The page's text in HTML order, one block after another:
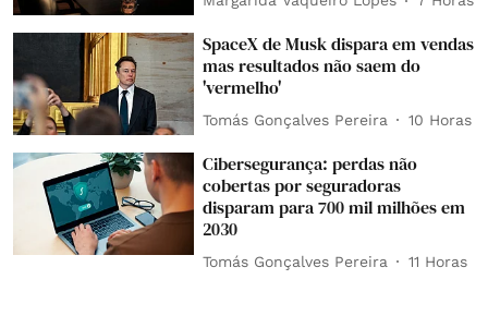
SpaceX de Musk dispara em vendas
mas resultados não saem do
'vermelho'
Tomás Gonçalves Pereira 10 Horas
Cibersegurança: perdas não
cobertas por seguradoras
disparam para 700 mil milhões em
2030
Tomás Gonçalves Pereira 11 Horas